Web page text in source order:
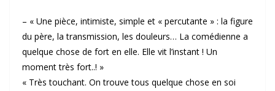
– « Une pièce, intimiste, simple et « percutante » : la figure
du père, la transmission, les douleurs… La comédienne a
quelque chose de fort en elle. Elle vit l’instant ! Un
moment très fort..! »
« Très touchant. On trouve tous quelque chose en soi